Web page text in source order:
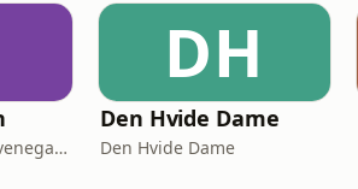
Caroline og Pelle Hvenegaard
DH
Den Hvide Dame
Den Hvide Dame